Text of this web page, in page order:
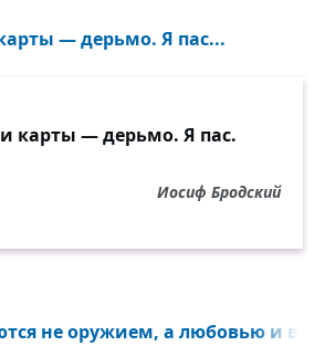
— дерьмо. Я пас...
карты — дерьмо. Я пас.
Иосиф Бродский
не оружием, а любовью и